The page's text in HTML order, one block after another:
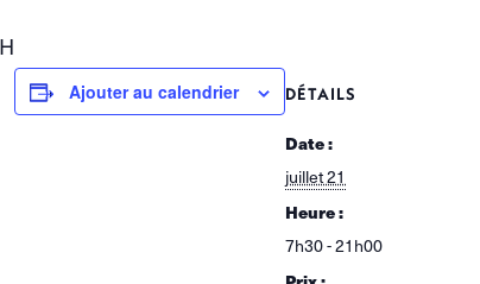
Ajouter au calendrier DÉTAILS
Date :
juillet 21
Heure :
7h30 - 21h00